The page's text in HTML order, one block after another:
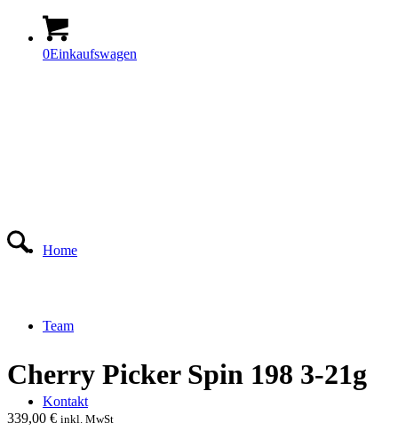
0Einkaufswagen
Home
Team
Kontakt
Cherry Picker Spin 198 3-21g
339,00 € inkl. MwSt